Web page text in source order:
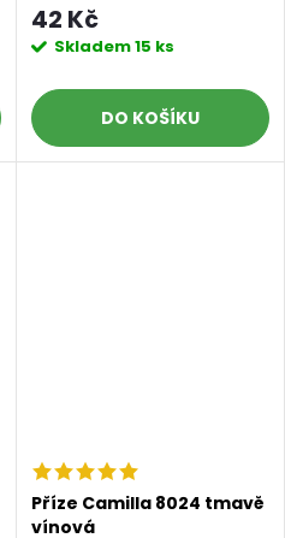
42 Kč
Skladem15 ks
DO KOŠÍKU
Příze Camilla 8024 tmavě
vínová